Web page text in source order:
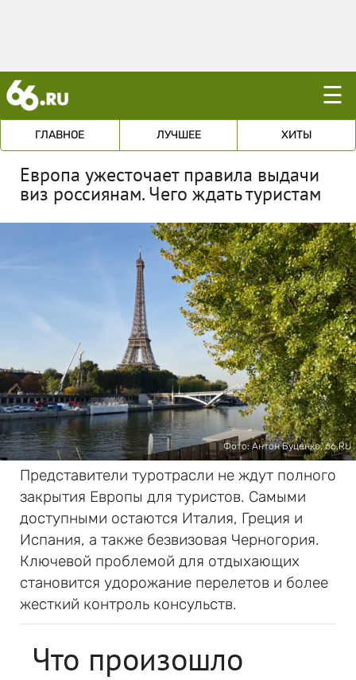
☰
ГЛАВНОЕ ЛУЧШЕЕ ХИТЫ
Европа ужесточает правила выдачи
виз россиянам. Чего ждать туристам
Фото: Антон Буценко, 66.RU
Представители туротрасли не ждут полного
закрытия Европы для туристов. Самыми
доступными остаются Италия, Греция и
Испания, а также безвизовая Черногория.
Ключевой проблемой для отдыхающих
становится удорожание перелетов и более
жесткий контроль консульств.
Что произошло